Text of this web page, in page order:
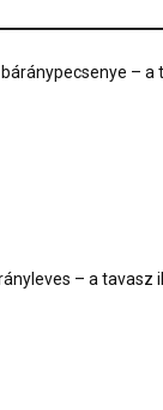
– a
– a tavasz